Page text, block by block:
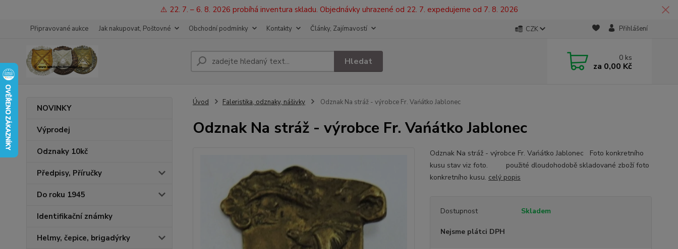
⚠️ 22. 7. – 6. 8. 2026 probíhá inventura skladu. Objednávky uhrazené od 22. 7. expedujeme od 7. 8. 2026
Připravované aukce Jak nakupovat, Poštovné Obchodní podmínky Kontakty Články, Zajímavostí CZK Přihlášení
Hledat 0 ks
za 0,00 Kč
NOVINKY
Výprodej
Odznaky 10kč
Předpisy, Příručky
Do roku 1945
Identifikační známky
Helmy, čepice, brigadýrky
Úvod Faleristika, odznaky, nášivky Odznak Na stráž - výrobce Fr. Vańátko Jablonec
Odznak Na stráž - výrobce Fr. Vańátko Jablonec
Odznak Na stráž - výrobce Fr. Vańátko Jablonec Foto konkretního
kusu stav viz foto. použité dloudohodobě skladované zboží foto
konkretního kusu. celý popis
Dostupnost Skladem
Nejsme plátci DPH